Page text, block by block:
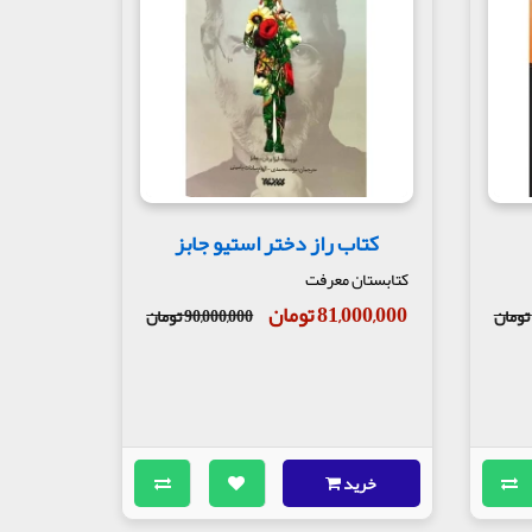
کتاب راز دختر استیو جابز
کتابستان معرفت
81,000,000 تومان 90,000,000 تومان
خرید